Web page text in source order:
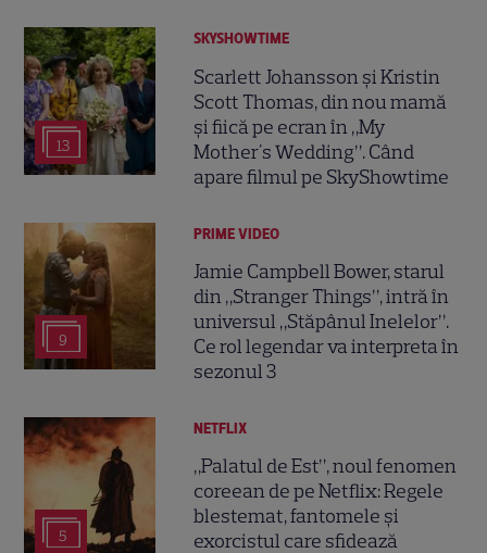
13
SKYSHOWTIME
Scarlett Johansson și Kristin
Scott Thomas, din nou mamă
și fiică pe ecran în „My
Mother's Wedding”. Când
apare filmul pe SkyShowtime
9
PRIME VIDEO
Jamie Campbell Bower, starul
din „Stranger Things”, intră în
universul „Stăpânul Inelelor”.
Ce rol legendar va interpreta în
sezonul 3
5
NETFLIX
„Palatul de Est”, noul fenomen
coreean de pe Netflix: Regele
blestemat, fantomele și
exorcistul care sfidează